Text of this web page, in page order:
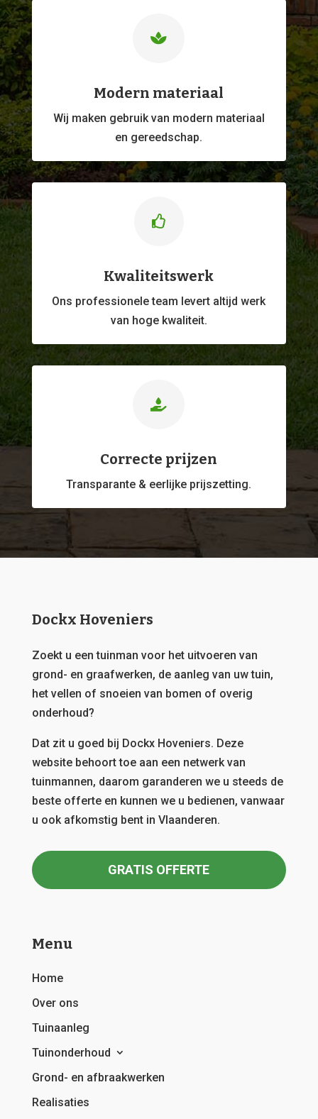

Modern materiaal
Wij maken gebruik van modern materiaal
en gereedschap.

Kwaliteitswerk
Ons professioneleteam levert altijd werk
van hoge kwaliteit.

Correcte prijzen
Transparante & eerlijke prijszetting.
Dockx Hoveniers
Zoekt u een tuinman voor het uitvoeren van
grond- en graafwerken, de aanleg van uw tuin,
het vellen of snoeien van bomen of overig
onderhoud?
Dat zit u goed bij Dockx Hoveniers. Deze
website behoort toe aan een netwerk van
tuinmannen, daarom garanderen we u steeds de
beste offerte en kunnen we u bedienen, vanwaar
u ook afkomstig bent in Vlaanderen.
GRATIS OFFERTE
Menu
Home
Over ons
Tuinaanleg
Tuinonderhoud
Grond- en afbraakwerken
Realisaties